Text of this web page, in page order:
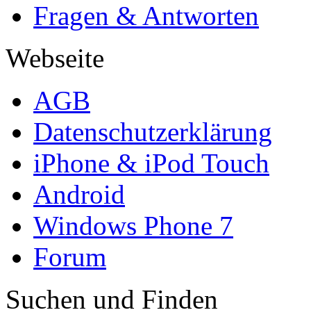
Fragen & Antworten
Webseite
AGB
Datenschutzerklärung
iPhone & iPod Touch
Android
Windows Phone 7
Forum
Suchen und Finden